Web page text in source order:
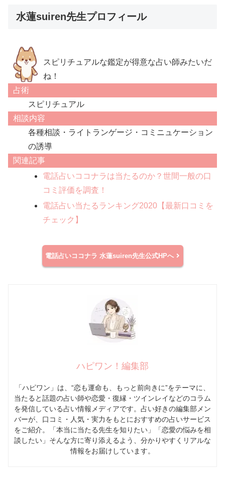
水蓮suiren先生プロフィール
スピリチュアルな鑑定が得意な占い師みたいだ
ね！
占術
スピリチュアル
相談内容
各種相談・ライトランゲージ・コミニュケーション
の誘導
関連記事
電話占いココナラは当たるのか？世間一般の口
コミ評価を調査！
電話占い当たるランキング2020【最新口コミを
チェック】
電話占いココナラ 水蓮suiren先生公式HPへ
ハピワン！編集部
「ハピワン」は、“恋も運命も、もっと前向きに”をテーマに、
当たると話題の占い師や恋愛・復縁・ツインレイなどのコラム
を発信している占い情報メディアです。占い好きの編集部メン
バーが、口コミ・人気・実力をもとにおすすめの占いサービス
をご紹介。「本当に当たる先生を知りたい」「恋愛の悩みを相
談したい」そんな方に寄り添えるよう、分かりやすくリアルな
情報をお届けしています。